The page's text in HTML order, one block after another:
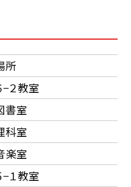
所
−２教室
書室
科室
楽室
−１教室